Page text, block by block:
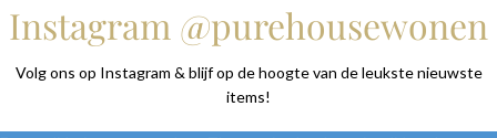
Instagram @purehousewonen
Volg ons op Instagram & blijf op de hoogte van de leukste nieuwste
items!